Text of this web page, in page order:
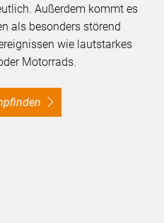
Außerdem kommt es
als besonders störend
wie lautstarkes
Motorrads.